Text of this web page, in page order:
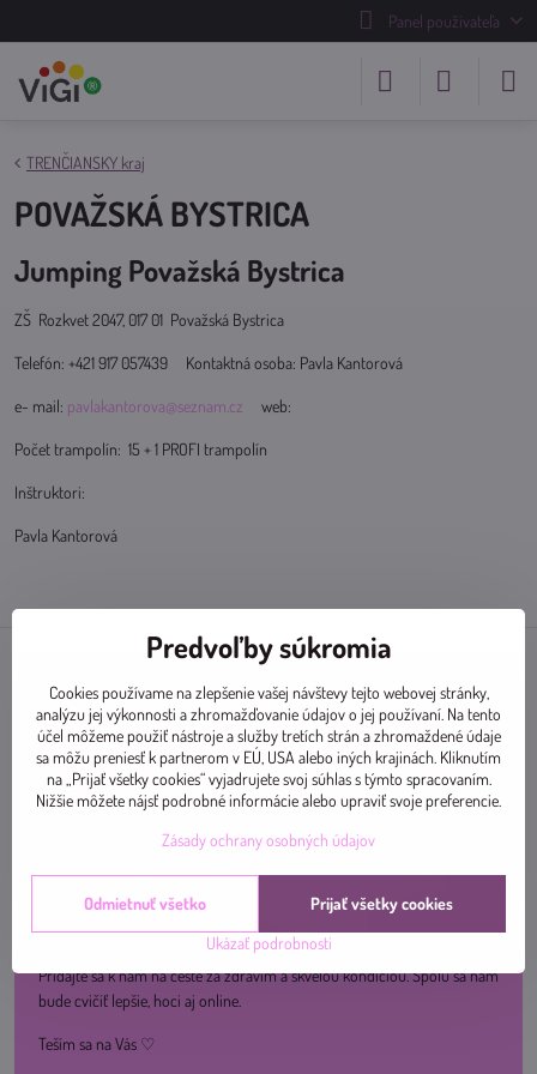
Panel používateľa
TRENČIANSKY kraj
POVAŽSKÁ BYSTRICA
Jumping Považská Bystrica
ZŠ Rozkvet 2047, 017 01 Považská Bystrica
Telefón: +421 917 057439 Kontaktná osoba: Pavla Kantorová
e- mail: pavlakantorova@seznam.cz web:
Počet trampolín: 15 + 1 PROFI trampolín
Inštruktori:
Pavla Kantorová
Pridajte sa k nám na ceste za zdravím a skvelou kondíciou. Spolu sa nám
bude cvičiť lepšie, hoci aj online.
Teším sa na Vás ♡
Predvoľby súkromia
Cookies používame na zlepšenie vašej návštevy tejto webovej stránky,
analýzu jej výkonnosti a zhromažďovanie údajov o jej používaní. Na tento
účel môžeme použiť nástroje a služby tretích strán a zhromaždené údaje
sa môžu preniesť k partnerom v EÚ, USA alebo iných krajinách. Kliknutím
na „Prijať všetky cookies“ vyjadrujete svoj súhlas s týmto spracovaním.
Nižšie môžete nájsť podrobné informácie alebo upraviť svoje preferencie.
Zásady ochrany osobných údajov
Ukázať podrobnosti
Prijať všetky cookies
Odmietnuť všetko